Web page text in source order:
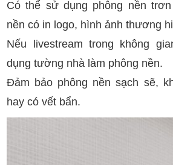
Có thể sử dụng phông nền
nền có in logo, hình ảnh thương
Nếu livestream trong không
dụng tường nhà làm phông nền.
Đảm bảo phông nền sạch sẽ,
hay có vết bẩn.